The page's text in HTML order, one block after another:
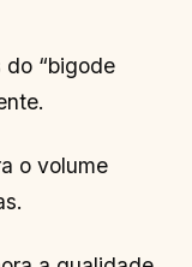
do “bigode
o volume